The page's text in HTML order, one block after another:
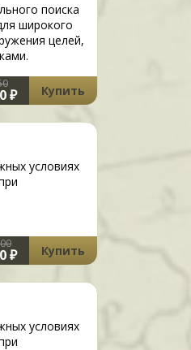
поиска
широкого
целей,
₽ Купить
условиях
₽ Купить
условиях